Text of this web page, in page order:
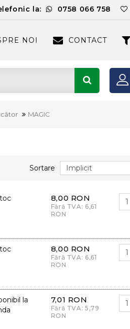
la: 0758 066 758
NOI CONTACT
MAGIC
Sortare
8,00 RON
Fără TVA: 6,61
RON
8,00 RON
Fără TVA: 6,61
RON
la
7,01 RON
Fără TVA: 5,79
RON